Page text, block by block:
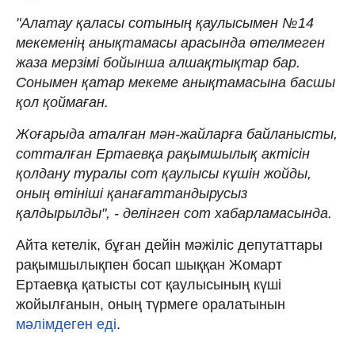
"Алатау қаласы сотының қаулысымен №14
мекеменің анықтамасы арасында өтелмеген
жаза мерзімі бойынша алшақтықтар бар.
Сонымен қатар мекеме анықтамасына басшы
қол қоймаған.
Жоғарыда аталған мән-жайларға байланысты,
сотталған Ертаевқа рақымшылық актісін
қолдану туралы сот қаулысы күшін жойды,
оның өтініші қанағаттандырусыз
қалдырылды", - делінген сот хабарламасында.
Айта кетелік, бұған дейін мәжіліс депутаттары
рақымшылықпен босап шыққан Жомарт
Ертаевқа қатысты сот қаулысының күші
жойылғанын, оның түрмеге оралатынын
мәлімдеген еді.